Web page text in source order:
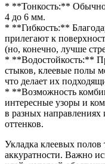
* **Тонкость:** Обычно
4 до 6 мм.
* **Гибкость:**
прилегают к
(но, конечно, лучше
* **Водостойкость:**
стыков, клеевые полы
что делает их
* **Возможность
интересные узоры и
в разных направлениях
оттенков.
Укладка клеевых полов
аккуратности. Важно